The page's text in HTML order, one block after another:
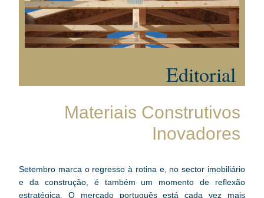
Editorial
Materiais Construtivos
Inovadores
Setembro marca o regresso à rotina e, no sector imobiliário
e da construção, é também um momento de reflexão
estratégica. O mercado português está cada vez mais